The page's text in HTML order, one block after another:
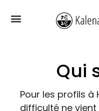
Qui
Pour les profils à
difficulté ne vient